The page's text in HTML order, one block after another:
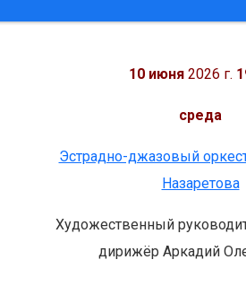
10 июня 2026 г.
среда
Эстрадно-джазовый
Назаретова
Художественный
дирижёр Аркадий